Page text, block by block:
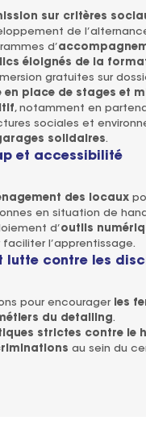
sur critères
de
d’
éloignés de la
gratuites sur
en place de stages et
, notamment en
sociales et
solidaires.
et accessibilité
des locaux
en situation de
d’outils
faciliter l’apprentissage.
lutte contre les
pour encourager
les
du detailing.
strictes contre le
au sein du